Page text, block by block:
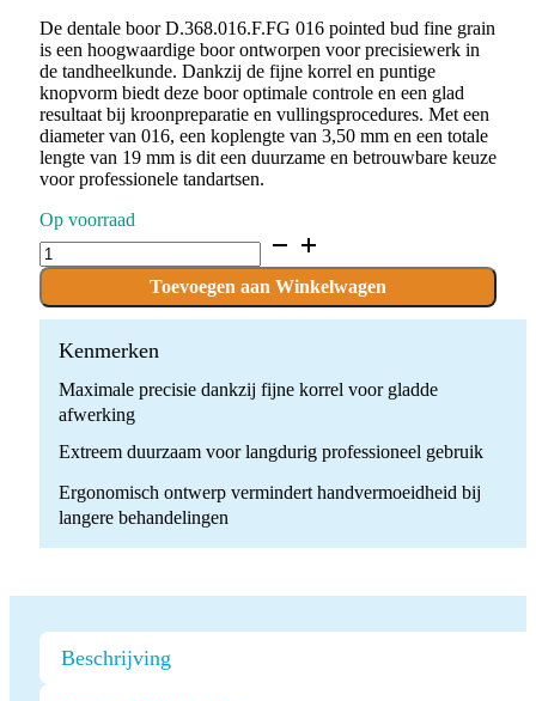
De dentale boor D.368.016.F.FG 016 pointed bud fine grain
is een hoogwaardige boor ontworpen voor precisiewerk in
de tandheelkunde. Dankzij de fijne korrel en puntige
knopvorm biedt deze boor optimale controle en een glad
resultaat bij kroonpreparatie en vullingsprocedures. Met een
diameter van 016, een koplengte van 3,50 mm en een totale
lengte van 19 mm is dit een duurzame en betrouwbare keuze
voor professionele tandartsen.
Op voorraad
D.368.016.F.FG
x
boren
quantity
Toevoegen aan Winkelwagen
Kenmerken
Maximale precisie dankzij fijne korrel voor gladde
afwerking
Extreem duurzaam voor langdurig professioneel gebruik
Ergonomisch ontwerp vermindert handvermoeidheid bij
langere behandelingen
Beschrijving